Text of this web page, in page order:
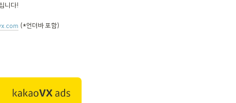
니다!
(*언더바 포함)